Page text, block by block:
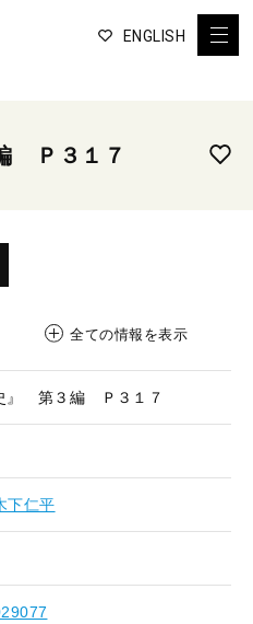
ENGLISH
Ｐ３１７
全ての情報を表示
』 第３編 Ｐ３１７
下仁平